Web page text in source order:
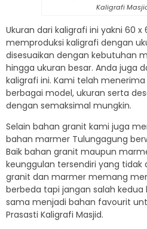
Kaligrafi
Ukuran dari kaligrafi ini yakni 60
memproduksi kaligrafi dengan
disesuaikan dengan kebutuhan
hingga ukuran besar. Anda juga
kaligrafi ini. Kami telah
berbagai model, ukuran serta
dengan semaksimal mungkin.
Selain bahan granit kami juga
bahan marmer Tulungagung
Baik bahan granit maupun
keunggulan tersendiri yang tidak
granit dan marmer memang
berbeda tapi jangan salah
sama menjadi bahan favourit
Prasasti Kaligrafi Masjid.